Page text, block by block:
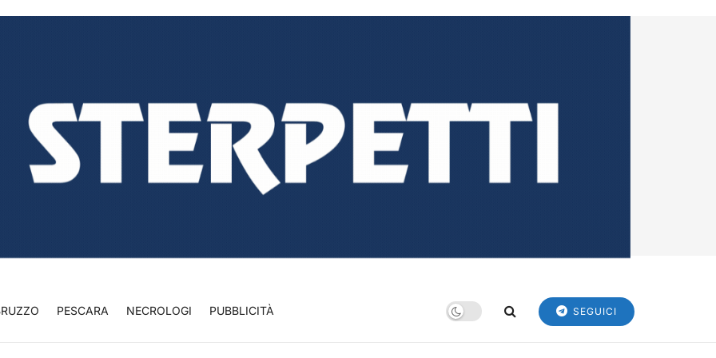
PESCARA NECROLOGI PUBBLICITÀ SEGUICI